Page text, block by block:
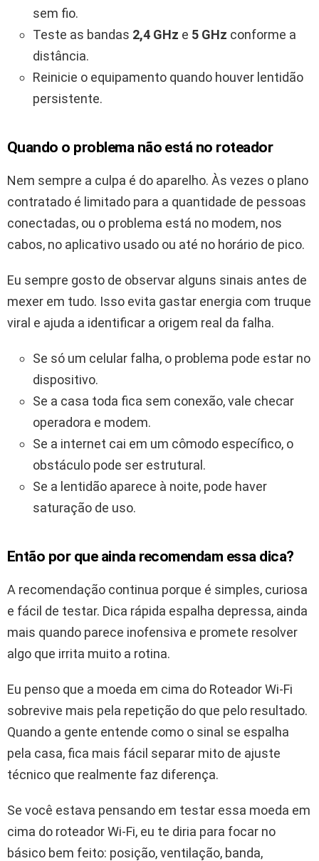
sem fio.
Teste as bandas 2,4 GHz e 5 GHz conforme a
distância.
Reinicie o equipamento quando houver lentidão
persistente.
Quando o problema não está no roteador
Nem sempre a culpa é do aparelho. Às vezes o plano
contratado é limitado para a quantidade de pessoas
conectadas, ou o problema está no modem, nos
cabos, no aplicativo usado ou até no horário de pico.
Eu sempre gosto de observar alguns sinais antes de
mexer em tudo. Isso evita gastar energia com truque
viral e ajuda a identificar a origem real da falha.
Se só um celular falha, o problema pode estar no
dispositivo.
Se a casa toda fica sem conexão, vale checar
operadora e modem.
Se a internet cai em um cômodo específico, o
obstáculo pode ser estrutural.
Se a lentidão aparece à noite, pode haver
saturação de uso.
Então por que ainda recomendam essa dica?
A recomendação continua porque é simples, curiosa
e fácil de testar. Dica rápida espalha depressa, ainda
mais quando parece inofensiva e promete resolver
algo que irrita muito a rotina.
Eu penso que a moeda em cima do Roteador Wi‑Fi
sobrevive mais pela repetição do que pelo resultado.
Quando a gente entende como o sinal se espalha
pela casa, fica mais fácil separar mito de ajuste
técnico que realmente faz diferença.
Se você estava pensando em testar essa moeda em
cima do roteador Wi‑Fi, eu te diria para focar no
básico bem feito: posição, ventilação, banda,